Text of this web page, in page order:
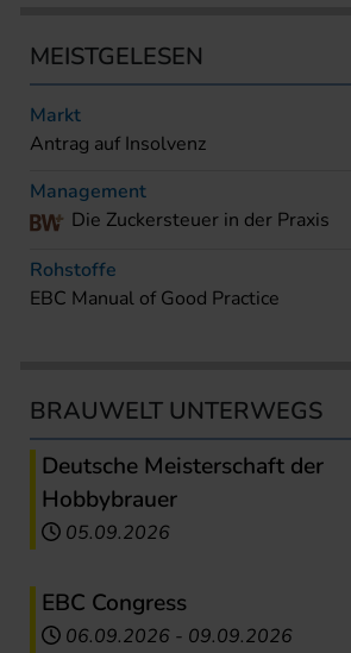
MEISTGELESEN
Markt
Antrag auf Insolvenz
Management
Die Zuckersteuer in der Praxis
Rohstoffe
EBC Manual of Good Practice
BRAUWELT UNTERWEGS
Deutsche Meisterschaft der
Hobbybrauer
05.09.2026
EBC Congress
06.09.2026 - 09.09.2026